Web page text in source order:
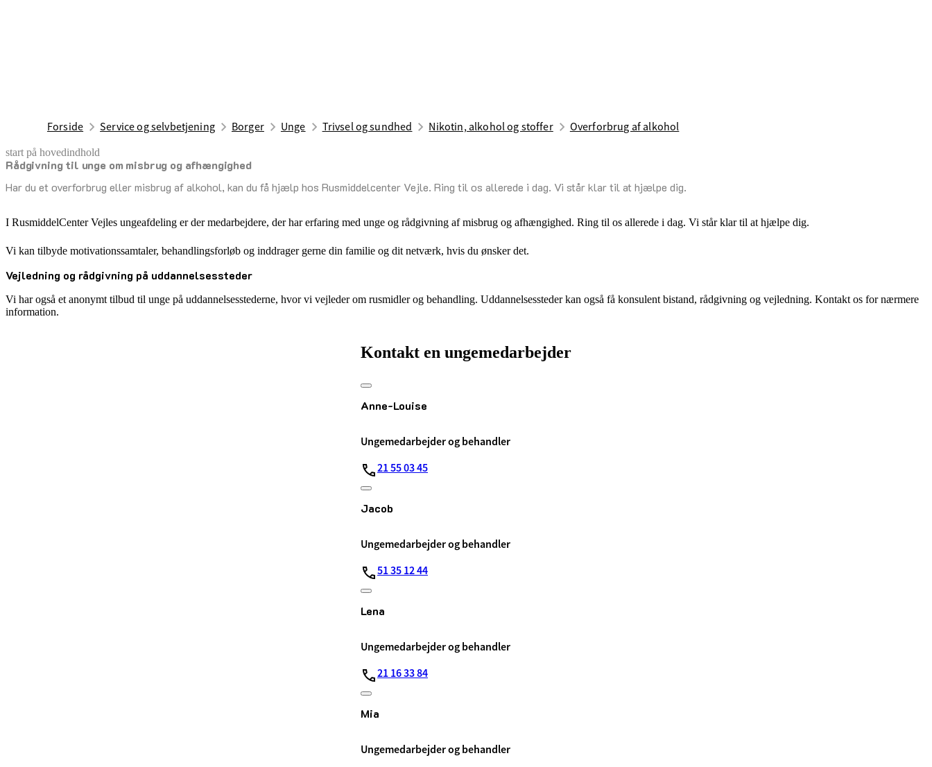
Forside Service og selvbetjening Borger Unge Trivsel og sundhed Nikotin, alkohol og stoffer Overforbrug af alkohol
start på hovedindhold
Rådgivning til unge om misbrug og afhængighed
Har du et overforbrug eller misbrug af alkohol, kan du få hjælp hos Rusmiddelcenter Vejle. Ring til os allerede i dag. Vi står klar til at hjælpe dig.
senest opdateret 26. marts 2025
I RusmiddelCenter Vejles ungeafdeling er der medarbejdere, der har erfaring med unge og rådgivning af misbrug og afhængighed. Ring til os allerede i dag. Vi står klar til at hjælpe dig.
Vi kan tilbyde motivationssamtaler, behandlingsforløb og inddrager gerne din familie og dit netværk, hvis du ønsker det.
Vejledning og rådgivning på uddannelsessteder
Vi har også et anonymt tilbud til unge på uddannelsesstederne, hvor vi vejleder om rusmidler og behandling. Uddannelsessteder kan også få konsulent bistand, rådgivning og vejledning. Kontakt os for nærmere
information.
Kontakt en ungemedarbejder
Anne-Louise
Ungemedarbejder og behandler
21 55 03 45
Jacob
Ungemedarbejder og behandler
51 35 12 44
Lena
Ungemedarbejder og behandler
21 16 33 84
Mia
Ungemedarbejder og behandler